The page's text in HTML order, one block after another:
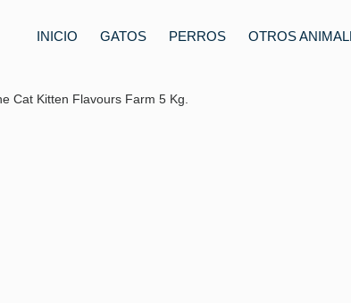
INICIO GATOS PERROS OTROS
Cat Kitten Flavours Farm 5 Kg.